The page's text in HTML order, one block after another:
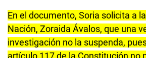
En el documento, Soria solicita a
Nación, Zoraida Ávalos, que una
investigación no la suspenda,
artículo 117 de la Constitución no